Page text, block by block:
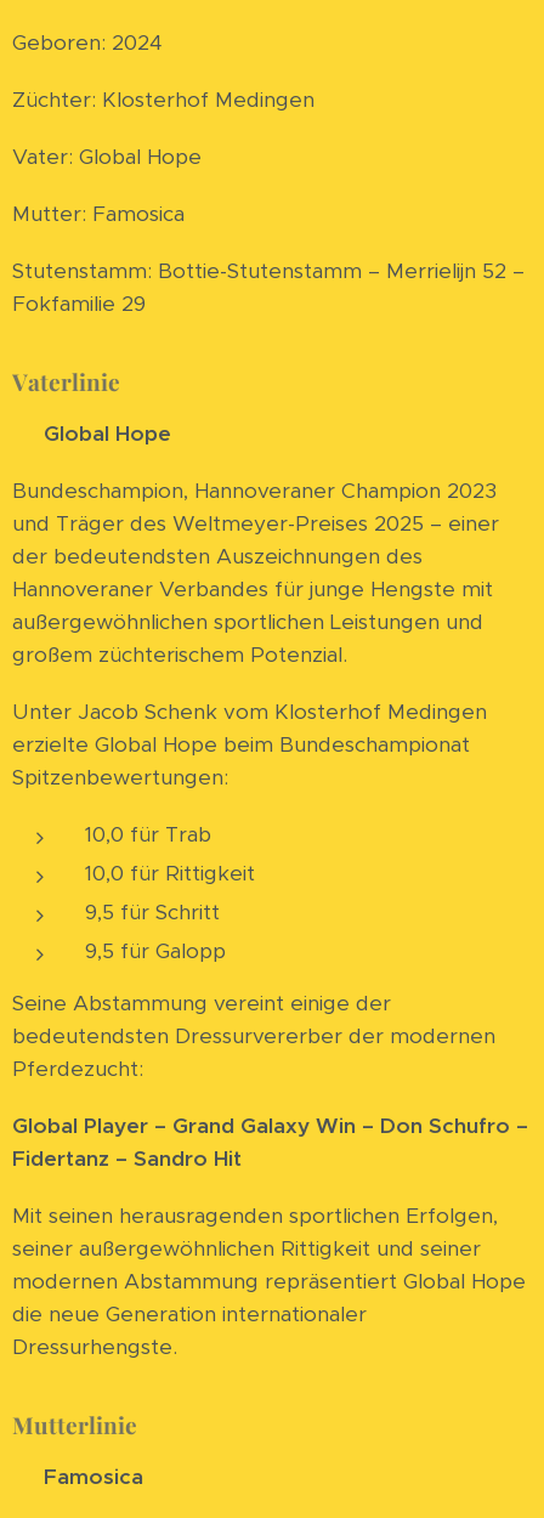
Geboren: 2024
Züchter: Klosterhof Medingen
Vater: Global Hope
Mutter: Famosica
Stutenstamm: Bottie-Stutenstamm – Merrielijn 52 –
Fokfamilie 29
Vaterlinie
Global Hope
Bundeschampion, Hannoveraner Champion 2023
und Träger des Weltmeyer-Preises 2025 – einer
der bedeutendsten Auszeichnungen des
Hannoveraner Verbandes für junge Hengste mit
außergewöhnlichen sportlichen Leistungen und
großem züchterischem Potenzial.
Unter Jacob Schenk vom Klosterhof Medingen
erzielte Global Hope beim Bundeschampionat
Spitzenbewertungen:
10,0 für Trab
10,0 für Rittigkeit
9,5 für Schritt
9,5 für Galopp
Seine Abstammung vereint einige der
bedeutendsten Dressurvererber der modernen
Pferdezucht:
Global Player – Grand Galaxy Win – Don Schufro –
Fidertanz – Sandro Hit
Mit seinen herausragenden sportlichen Erfolgen,
seiner außergewöhnlichen Rittigkeit und seiner
modernen Abstammung repräsentiert Global Hope
die neue Generation internationaler
Dressurhengste.
Mutterlinie
Famosica